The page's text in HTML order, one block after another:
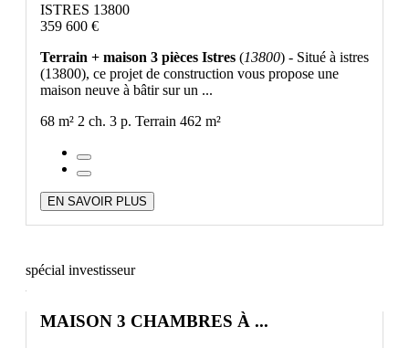
ISTRES 13800
359 600 €
Terrain + maison 3 pièces Istres (13800) - Situé à istres
(13800), ce projet de construction vous propose une
maison neuve à bâtir sur un ...
68 m² 2 ch. 3 p. Terrain 462 m²
EN SAVOIR PLUS
spécial investisseur
MAISON 3 CHAMBRES À ...